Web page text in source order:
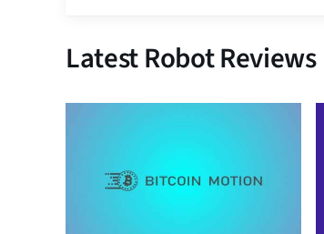
Latest Robot Reviews